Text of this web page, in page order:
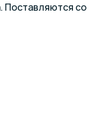
Поставляются со